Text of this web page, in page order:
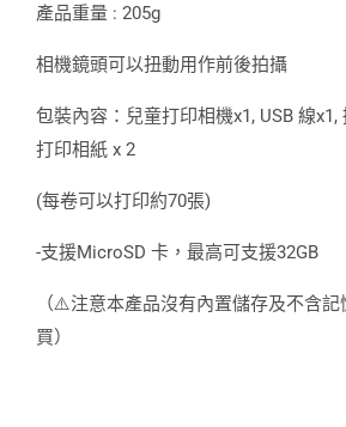
產品重量 : 205g
相機鏡頭可以扭動用作前後拍攝
包裝內容：兒童打印相機x1, USB 線x1,
打印相紙 x 2
(每卷可以打印約70張)
-支援MicroSD 卡，最高可支援32GB
（⚠️注意本產品沒有內置儲存及不含
買）